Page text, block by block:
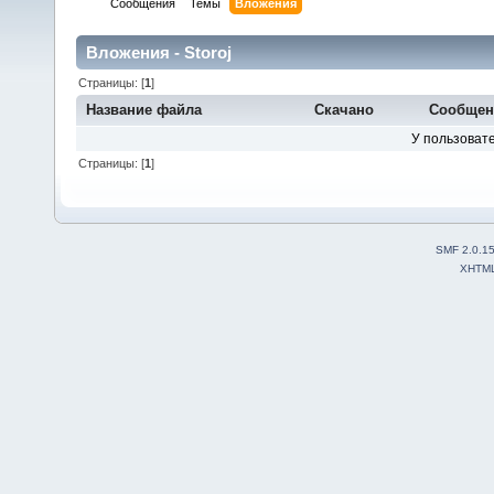
Сообщения Темы Вложения
Вложения - Storoj
Страницы: [1]
Название файла Скачано
У
Страницы: [1]
SMF 2.0.15